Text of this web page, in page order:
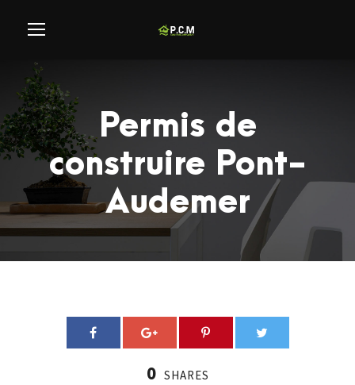
Permis de
construire Pont-
Audemer
0 SHARES